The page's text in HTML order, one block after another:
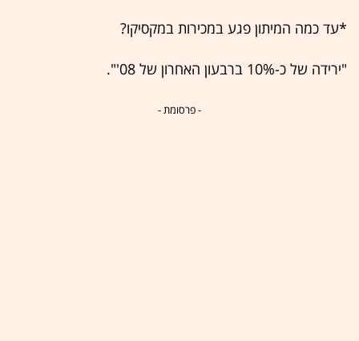
*עד כמה המיתון פגע במכירות במקסיקו?
"ירידה של כ-10% ברבעון האחרון של 08'".
- פרסומת -